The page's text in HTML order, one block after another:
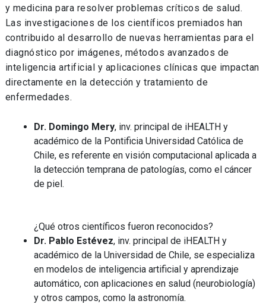
y medicina para resolver problemas críticos de salud.
Las investigaciones de los científicos premiados han
contribuido al desarrollo de nuevas herramientas para el
diagnóstico por imágenes, métodos avanzados de
inteligencia artificial y aplicaciones clínicas que impactan
directamente en la detección y tratamiento de
enfermedades.
Dr. Domingo Mery, inv. principal de iHEALTH y
académico de la Pontificia Universidad Católica de
Chile, es referente en visión computacional aplicada a
la detección temprana de patologías, como el cáncer
de piel.
¿Qué otros científicos fueron reconocidos?
Dr. Pablo Estévez, inv. principal de iHEALTH y
académico de la Universidad de Chile, se especializa
en modelos de inteligencia artificial y aprendizaje
automático, con aplicaciones en salud (neurobiología)
y otros campos, como la astronomía.